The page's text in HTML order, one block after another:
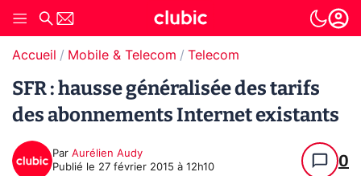
Accueil Mobile & Telecom Telecom
SFR : hausse généralisée des tarifs
des abonnements Internet existants
Par Aurélien Audy
Publié le 27 février 2015 à 12h10 0